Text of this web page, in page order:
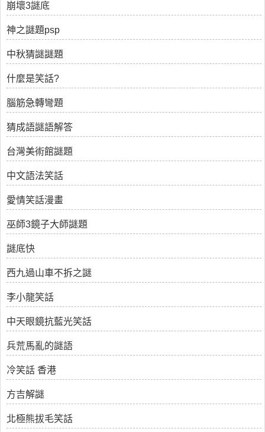
崩壞3謎底
神之謎題psp
中秋猜謎謎題
什麼是笑話?
腦筋急轉彎題
猜成語謎語解答
台灣美術館謎題
中文語法笑話
愛情笑話漫畫
巫師3鏡子大師謎題
謎底快
西九過山車不拆之謎
李小龍笑話
中天眼鏡抗藍光笑話
兵荒馬亂的謎語
冷笑話 香港
方吉解謎
北極熊拔毛笑話